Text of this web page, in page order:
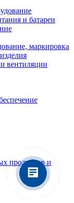
и батареи
маркировка
вентиляции
продуктов и